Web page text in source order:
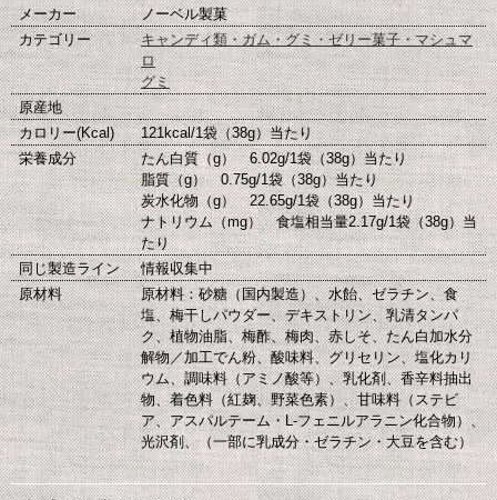
メーカー
ノーベル製菓
カテゴリー
キャンディ類・ガム・グミ・ゼリー菓子・マシュマ
ロ
グミ
原産地
カロリー(Kcal)
121kcal/1袋（38g）当たり
栄養成分
たん白質（g） 6.02g/1袋（38g）当たり
脂質（g） 0.75g/1袋（38g）当たり
炭水化物（g） 22.65g/1袋（38g）当たり
ナトリウム（mg） 食塩相当量2.17g/1袋（38g）当
たり
同じ製造ライン
情報収集中
原材料
原材料：砂糖（国内製造）、水飴、ゼラチン、食
塩、梅干しパウダー、デキストリン、乳清タンパ
ク、植物油脂、梅酢、梅肉、赤しそ、たん白加水分
解物／加工でん粉、酸味料、グリセリン、塩化カリ
ウム、調味料（アミノ酸等）、乳化剤、香辛料抽出
物、着色料（紅麹、野菜色素）、甘味料（ステビ
ア、アスパルテーム・L-フェニルアラニン化合物）、
光沢剤、（一部に乳成分・ゼラチン・大豆を含む）